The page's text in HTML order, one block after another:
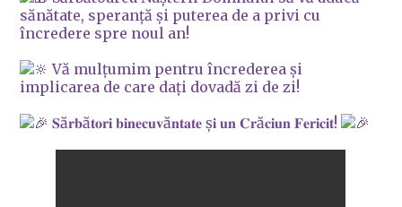
sănătate, speranță și puterea de a privi cu
încredere spre noul an!
Vă mulțumim pentru încrederea și
implicarea de care dați dovadă zi de zi!
𝐒ă𝐫𝐛ă𝐭𝐨𝐫𝐢 𝐛𝐢𝐧𝐞𝐜𝐮𝐯ă𝐧𝐭𝐚𝐭𝐞 ș𝐢 𝐮𝐧 𝐂𝐫ă𝐜𝐢𝐮𝐧 𝐅𝐞𝐫𝐢𝐜𝐢𝐭!